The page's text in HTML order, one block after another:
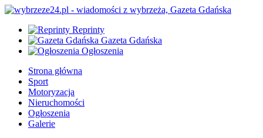
Reprinty
Gazeta Gdańska
Ogłoszenia
Strona główna
Sport
Motoryzacja
Nieruchomości
Ogłoszenia
Galerie